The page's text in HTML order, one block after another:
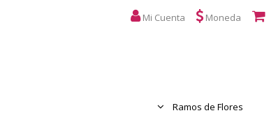
Mi Cuenta Moneda
Ramos de Flores